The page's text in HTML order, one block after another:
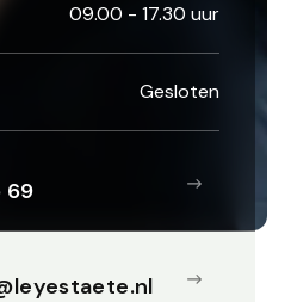
09.00 - 17.30 uur
Gesloten
69